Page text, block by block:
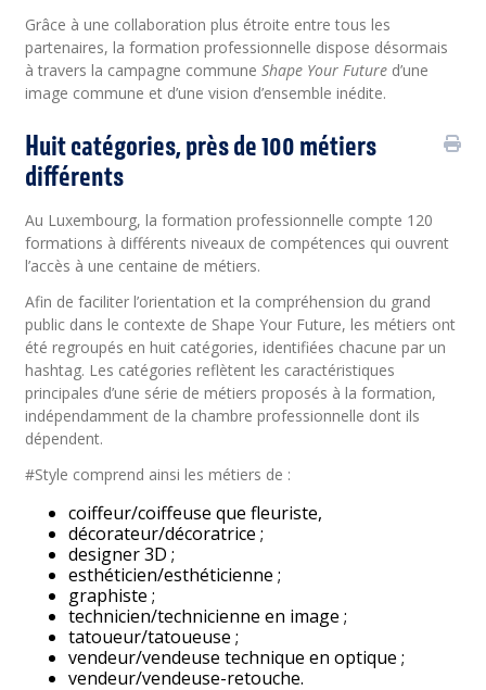
Grâce à une collaboration plus étroite entre tous les
partenaires, la formation professionnelle dispose désormais
à travers la campagne communeShape Your Future d’une
image commune et d’une vision d’ensemble inédite.
Huit catégories, près de 100 métiers
différents
Au Luxembourg, la formation professionnelle compte 120
formations à différents niveaux de compétences qui ouvrent
l’accès à une centaine de métiers.
Afin de faciliter l’orientation et la compréhension du grand
public dans le contexte de Shape Your Future, les métiers ont
été regroupés en huit catégories, identifiées chacune par un
hashtag. Les catégories reflètent les caractéristiques
principales d’une série de métiers proposés à la formation,
indépendamment de la chambre professionnelle dont ils
dépendent.
#Style comprend ainsi les métiers de :
coiffeur/coiffeuse que fleuriste,
décorateur/décoratrice ;
designer 3D ;
esthéticien/esthéticienne ;
graphiste ;
technicien/technicienne en image ;
tatoueur/tatoueuse ;
vendeur/vendeuse technique en optique ;
vendeur/vendeuse-retouche.